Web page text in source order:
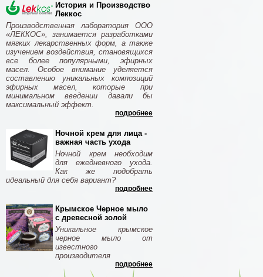
История и Производство
Леккос
Производственная лаборатория ООО
«ЛЕККОС», занимается разработками
мягких лекарственных форм, а также
изучением воздействия, становящихся
все более популярными, эфирных
масел. Особое внимание уделяется
составлению уникальных композиций
эфирных масел, которые при
минимальном введении давали бы
максимальный эффект.
подробнее
Ночной крем для лица -
важная часть ухода
Ночной крем необходим
для ежедневного ухода.
Как же подобрать
идеальный для себя вариант?
подробнее
Крымское Черное мыло
с древесной золой
Уникальное крымское
черное мыло от
известного
производителя
подробнее